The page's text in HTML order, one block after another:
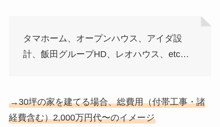
タマホーム、オープンハウス、アイダ設
計、飯田グループHD、レオハウス、etc…
→30坪の家を建てる場合、総費用（付帯工事・諸
経費含む）2,000万円代〜のイメージ